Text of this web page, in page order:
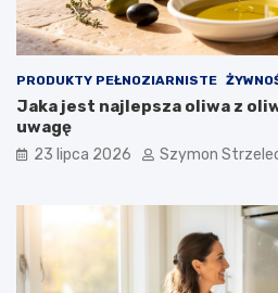
PRODUKTY PEŁNOZIARNISTE
Jaka jest najlepsza oliwa z
uwagę
23 lipca 2026 Szymon